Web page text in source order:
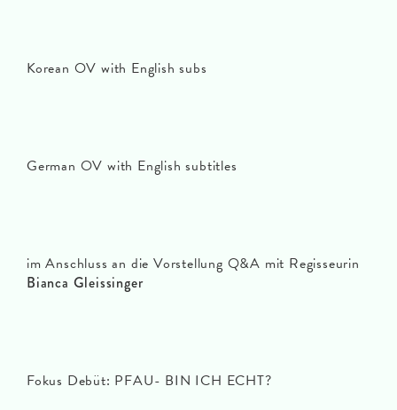
Korean OV with English subs
German OV with English subtitles
im Anschluss an die Vorstellung Q&A mit Regisseurin
Bianca Gleissinger
Fokus Debüt: PFAU- BIN ICH ECHT?